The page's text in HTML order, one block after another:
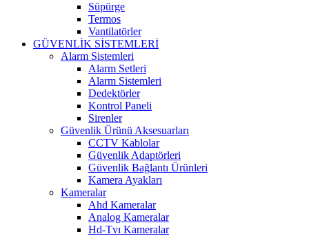
Süpürge
Termos
Vantilatörler
GÜVENLİK SİSTEMLERİ
Alarm Sistemleri
Alarm Setleri
Alarm Sistemleri
Dedektörler
Kontrol Paneli
Sirenler
Güvenlik Ürünü Aksesuarları
CCTV Kablolar
Güvenlik Adaptörleri
Güvenlik Bağlantı Ürünleri
Kamera Ayakları
Kameralar
Ahd Kameralar
Analog Kameralar
Hd-Tvı Kameralar